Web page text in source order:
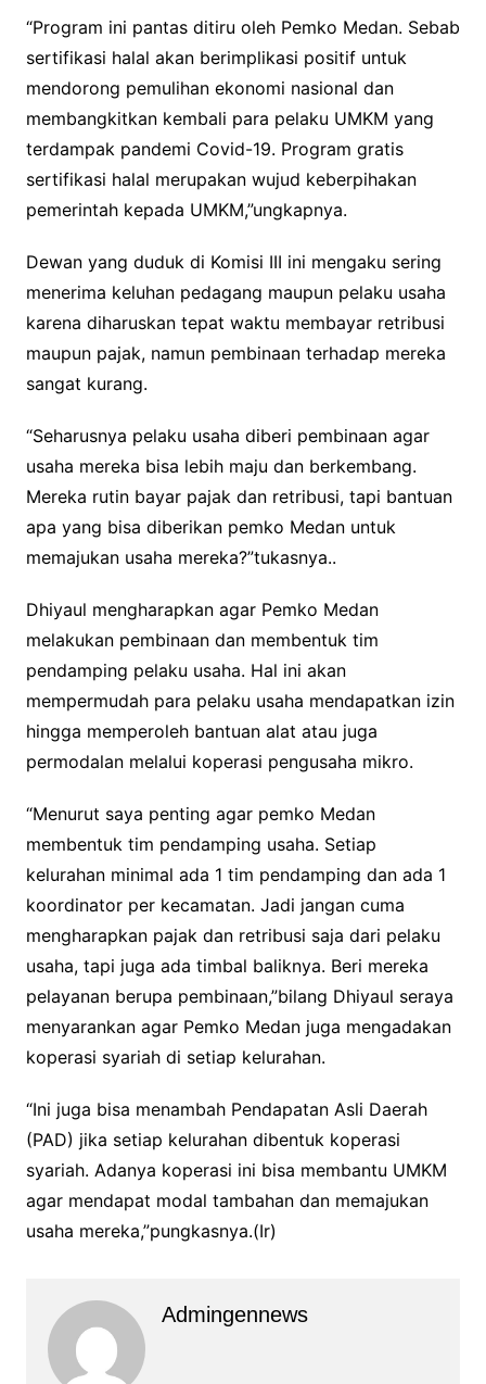
“Program ini pantas ditiru oleh Pemko Medan. Sebab
sertifikasi halal akan berimplikasi positif untuk
mendorong pemulihan ekonomi nasional dan
membangkitkan kembali para pelaku UMKM yang
terdampak pandemi Covid-19. Program gratis
sertifikasi halal merupakan wujud keberpihakan
pemerintah kepada UMKM,”ungkapnya.
Dewan yang duduk di Komisi III ini mengaku sering
menerima keluhan pedagang maupun pelaku usaha
karena diharuskan tepat waktu membayar retribusi
maupun pajak, namun pembinaan terhadap mereka
sangat kurang.
“Seharusnya pelaku usaha diberi pembinaan agar
usaha mereka bisa lebih maju dan berkembang.
Mereka rutin bayar pajak dan retribusi, tapi bantuan
apa yang bisa diberikan pemko Medan untuk
memajukan usaha mereka?”tukasnya..
Dhiyaul mengharapkan agar Pemko Medan
melakukan pembinaan dan membentuk tim
pendamping pelaku usaha. Hal ini akan
mempermudah para pelaku usaha mendapatkan izin
hingga memperoleh bantuan alat atau juga
permodalan melalui koperasi pengusaha mikro.
“Menurut saya penting agar pemko Medan
membentuk tim pendamping usaha. Setiap
kelurahan minimal ada 1 tim pendamping dan ada 1
koordinator per kecamatan. Jadi jangan cuma
mengharapkan pajak dan retribusi saja dari pelaku
usaha, tapi juga ada timbal baliknya. Beri mereka
pelayanan berupa pembinaan,”bilang Dhiyaul seraya
menyarankan agar Pemko Medan juga mengadakan
koperasi syariah di setiap kelurahan.
“Ini juga bisa menambah Pendapatan Asli Daerah
(PAD) jika setiap kelurahan dibentuk koperasi
syariah. Adanya koperasi ini bisa membantu UMKM
agar mendapat modal tambahan dan memajukan
usaha mereka,”pungkasnya.(Ir)
Admingennews